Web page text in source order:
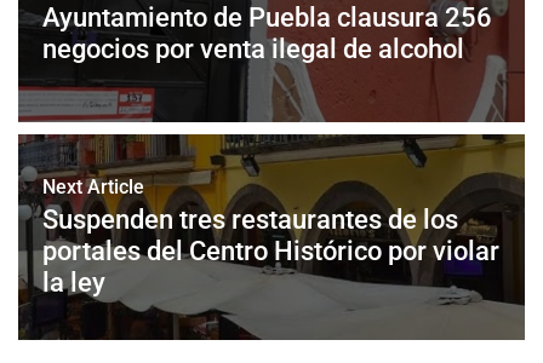
Ayuntamiento de Puebla clausura 256
negocios por venta ilegal de alcohol
Next Article
Suspenden tres restaurantes de los
portales del Centro Histórico por violar
la ley